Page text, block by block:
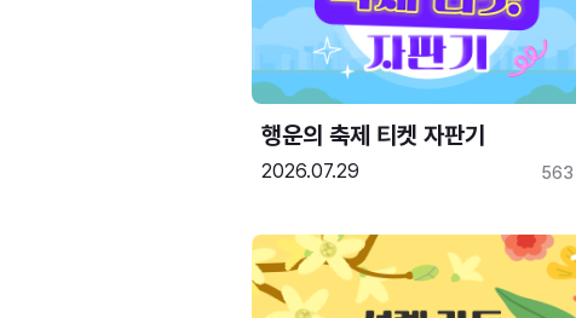
행운의 축제 티켓 자판기
2026.07.29 563